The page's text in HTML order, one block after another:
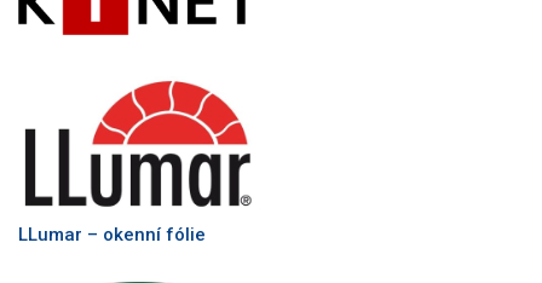
LLumar – okenní fólie